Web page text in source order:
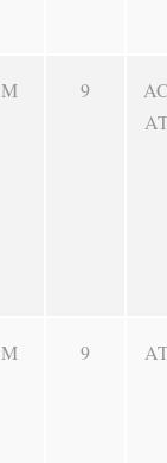
M 9
M 9